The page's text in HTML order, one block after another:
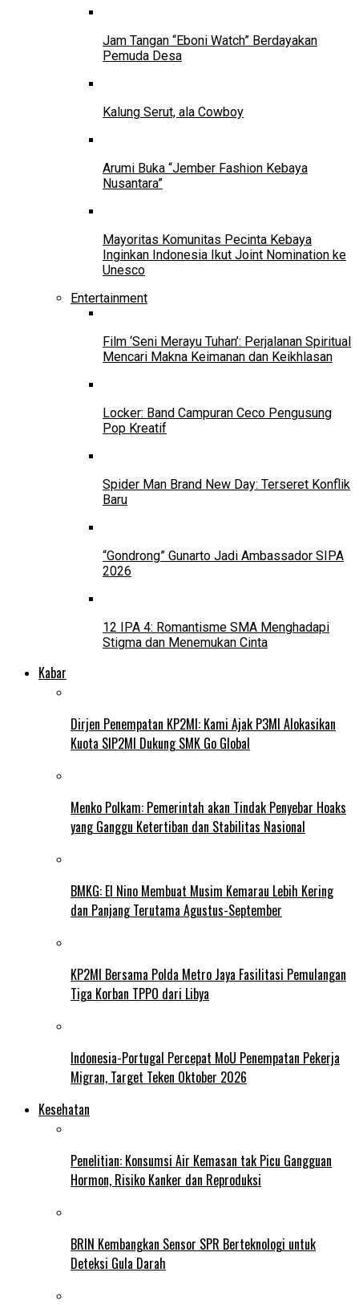
Jam Tangan “Eboni Watch” Berdayakan
Pemuda Desa
Kalung Serut, ala Cowboy
Arumi Buka “Jember Fashion Kebaya
Nusantara”
Mayoritas Komunitas Pecinta Kebaya
Inginkan Indonesia Ikut Joint Nomination ke
Unesco
Entertainment
Film ‘Seni Merayu Tuhan’: Perjalanan Spiritual
Mencari Makna Keimanan dan Keikhlasan
Locker: Band Campuran Ceco Pengusung
Pop Kreatif
Spider Man Brand New Day: Terseret Konflik
Baru
“Gondrong” Gunarto Jadi Ambassador SIPA
2026
12 IPA 4: Romantisme SMA Menghadapi
Stigma dan Menemukan Cinta
Kabar
Dirjen Penempatan KP2MI: Kami Ajak P3MI Alokasikan
Kuota SIP2MI Dukung SMK Go Global
Menko Polkam: Pemerintah akan Tindak Penyebar Hoaks
yang Ganggu Ketertiban dan Stabilitas Nasional
BMKG: El Nino Membuat Musim Kemarau Lebih Kering
dan Panjang Terutama Agustus-September
KP2MI Bersama Polda Metro Jaya Fasilitasi Pemulangan
Tiga Korban TPPO dari Libya
Indonesia-Portugal Percepat MoU Penempatan Pekerja
Migran, Target Teken Oktober 2026
Kesehatan
Penelitian: Konsumsi Air Kemasan tak Picu Gangguan
Hormon, Risiko Kanker dan Reproduksi
BRIN Kembangkan Sensor SPR Berteknologi untuk
Deteksi Gula Darah